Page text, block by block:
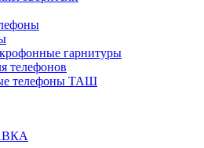
гарнитуры
телефонов
телефоны ТАШ